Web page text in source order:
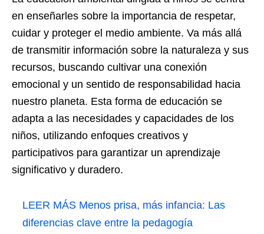
en enseñarles sobre la importancia de respetar,
cuidar y proteger el medio ambiente. Va más allá
de transmitir información sobre la naturaleza y sus
recursos, buscando cultivar una conexión
emocional y un sentido de responsabilidad hacia
nuestro planeta. Esta forma de educación se
adapta a las necesidades y capacidades de los
niños, utilizando enfoques creativos y
participativos para garantizar un aprendizaje
significativo y duradero.
LEER MÁS Menos prisa, más infancia: Las
diferencias clave entre la pedagogía